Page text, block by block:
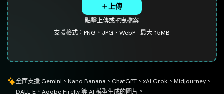
上傳
點擊上傳或拖曳檔案
支援格式：PNG、JPG、WebP - 最大 15MB
全面支援 Gemini、Nano Banana、ChatGPT、xAI Grok、Midjourney、
DALL-E、Adobe Firefly 等 AI 模型生成的圖片。